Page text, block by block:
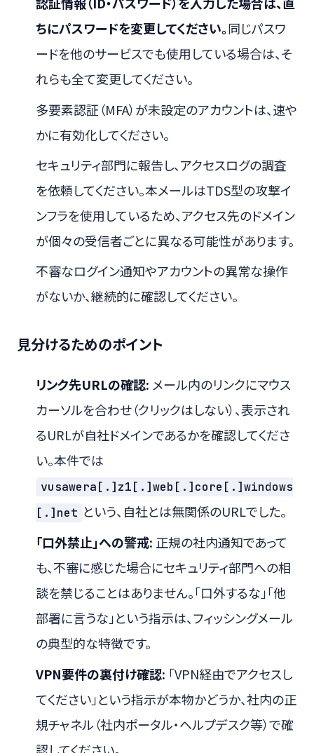
ちにパスワードを変更してください。同じパスワ
ードを他のサービスでも使用している場合は、そ
れらも全て変更してください。
多要素認証（MFA）が未設定のアカウントは、速や
かに有効化してください。
セキュリティ部門に報告し、アクセスログの調査
を依頼してください。本メールはTDS型の攻撃イ
ンフラを使用しているため、アクセス先のドメイン
が個々の受信者ごとに異なる可能性があります。
不審なログイン通知やアカウントの異常な操作
がないか、継続的に確認してください。
見分けるためのポイント
リンク先URLの確認: メール内のリンクにマウス
カーソルを合わせ（クリックはしない）、表示され
るURLが自社ドメインであるかを確認してくださ
い。本件では
vusawera[.]z1[.]web[.]core[.]windows
[.]net という、自社とは無関係のURLでした。
「口外禁止」への警戒: 正規の社内通知であって
も、不審に感じた場合にセキュリティ部門への相
談を禁じることはありません。「口外するな」「他
部署に言うな」という指示は、フィッシングメール
の典型的な特徴です。
VPN要件の裏付け確認: 「VPN経由でアクセスし
てください」という指示が本物かどうか、社内の正
規チャネル（社内ポータル・ヘルプデスク等）で確
認してください。